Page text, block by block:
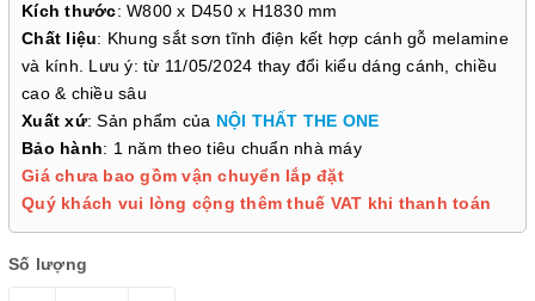
Kích thước: W800 x D450 x H1830 mm
Chất liệu: Khung sắt sơn tĩnh điện kết hợp cánh gỗ melamine
và kính. Lưu ý: từ 11/05/2024 thay đổi kiểu dáng cánh, chiều
cao & chiều sâu
Xuất xứ: Sản phẩm của NỘI THẤT THE ONE
Bảo hành: 1 năm theo tiêu chuẩn nhà máy
Giá chưa bao gồm vận chuyển lắp đặt
Quý khách vui lòng cộng thêm thuế VAT khi thanh toán
Số lượng